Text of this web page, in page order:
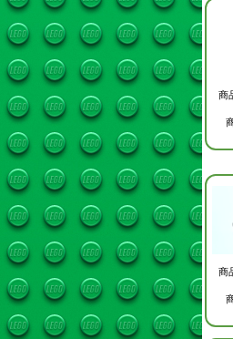
商
商